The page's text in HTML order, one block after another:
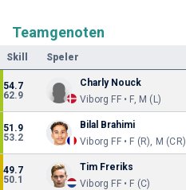
Teamgenoten
Skill Speler
54.7
62.9
Charly Nouck
Viborg FF • F, M (L)
51.9
53.2
Bilal Brahimi
Viborg FF • F (R), M (CR)
49.7
50.1
Tim Freriks
Viborg FF • F (C)